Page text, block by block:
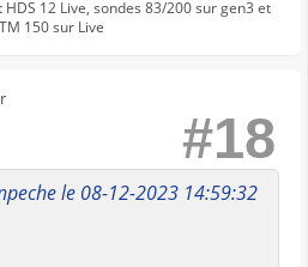
12 Live, sondes 83/200 sur gen3 et
150 sur Live
#18
le 08-12-2023 14:59:32